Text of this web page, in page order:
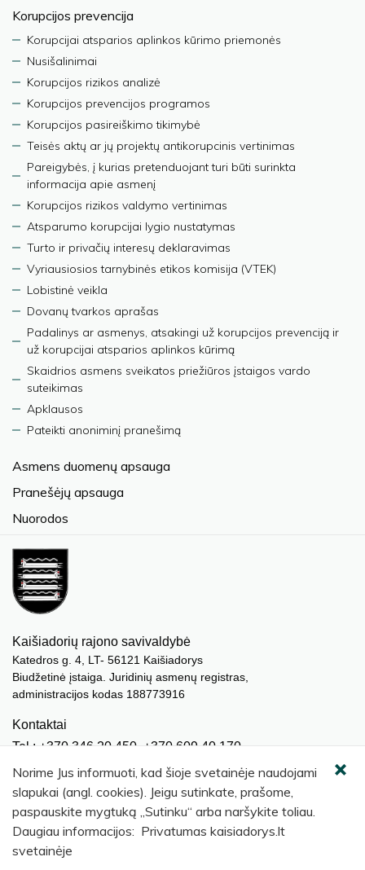
Korupcijos prevencija
Korupcijai atsparios aplinkos kūrimo priemonės
Nusišalinimai
Korupcijos rizikos analizė
Korupcijos prevencijos programos
Korupcijos pasireiškimo tikimybė
Teisės aktų ar jų projektų antikorupcinis vertinimas
Pareigybės, į kurias pretenduojant turi būti surinkta
informacija apie asmenį
Korupcijos rizikos valdymo vertinimas
Atsparumo korupcijai lygio nustatymas
Turto ir privačių interesų deklaravimas
Vyriausiosios tarnybinės etikos komisija (VTEK)
Lobistinė veikla
Dovanų tvarkos aprašas
Padalinys ar asmenys, atsakingi už korupcijos prevenciją ir
už korupcijai atsparios aplinkos kūrimą
Skaidrios asmens sveikatos priežiūros įstaigos vardo
suteikimas
Apklausos
Pateikti anoniminį pranešimą
Asmens duomenų apsauga
Pranešėjų apsauga
Nuorodos
Kaišiadorių rajono savivaldybė
Katedros g. 4, LT- 56121 Kaišiadorys
Biudžetinė įstaiga. Juridinių asmenų registras,
administracijos kodas 188773916
Kontaktai
Tel.: +370 346 20 450, +370 609 40 170
El. paštas.: meras@kaisiadorys.lt
dokumentai@kaisiadorys.lt
Naujienų prenumerata
Norime Jus informuoti, kad šioje svetainėje naudojami
slapukai (angl. cookies). Jeigu sutinkate, prašome,
paspauskite mygtuką „Sutinku“ arba naršykite toliau.
Daugiau informacijos: Privatumas kaisiadorys.lt
svetainėje